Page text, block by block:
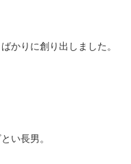
かりに創り出しました。
い長男。